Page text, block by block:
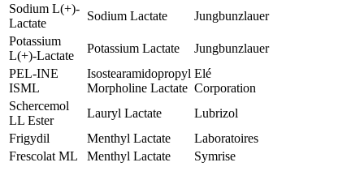
Sodium L(+)-
Lactate
Sodium Lactate
Jungbunzlauer
Potassium
L(+)-Lactate
Potassium Lactate
Jungbunzlauer
PEL-INE
ISML
Isostearamidopropyl
Morpholine Lactate
Elé
Corporation
Schercemol
LL Ester
Lauryl Lactate
Lubrizol
Frigydil
Menthyl Lactate
Laboratoires
Frescolat ML
Menthyl Lactate Symrise